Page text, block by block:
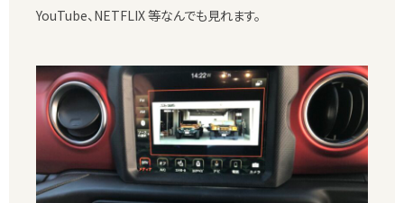
YouTube、NETFLIX 等なんでも見れます。